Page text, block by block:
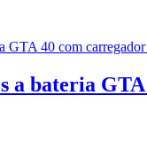
a bateria